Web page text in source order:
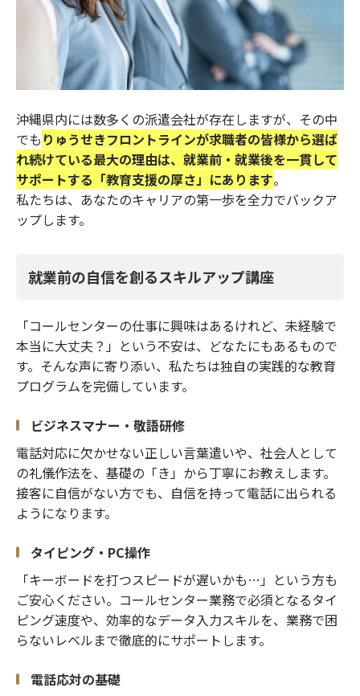
沖縄県内には数多くの派遣会社が存在しますが、その中
でも りゅうせきフロントラインが求職者の皆様から選ば
れ続けている最大の理由は、就業前・就業後を一貫して
サポートする「教育支援の厚さ」にあります。
私たちは、あなたのキャリアの第一歩を全力でバックア
ップします。
就業前の自信を創るスキルアップ講座
「コールセンターの仕事に興味はあるけれど、未経験で
本当に大丈夫？」という不安は、どなたにもあるもので
す。そんな声に寄り添い、私たちは独自の実践的な教育
プログラムを完備しています。
ビジネスマナー・敬語研修
電話対応に欠かせない正しい言葉遣いや、社会人として
の礼儀作法を、基礎の「き」から丁寧にお教えします。
接客に自信がない方でも、自信を持って電話に出られる
ようになります。
タイピング・PC操作
「キーボードを打つスピードが遅いかも…」という方も
ご安心ください。コールセンター業務で必須となるタイ
ピング速度や、効率的なデータ入力スキルを、業務で困
らないレベルまで徹底的にサポートします。
電話応対の基礎